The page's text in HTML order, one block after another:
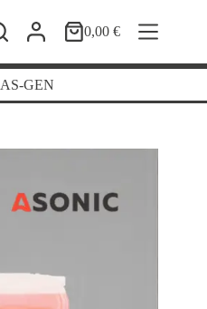
Panier0,00€
AS-GEN